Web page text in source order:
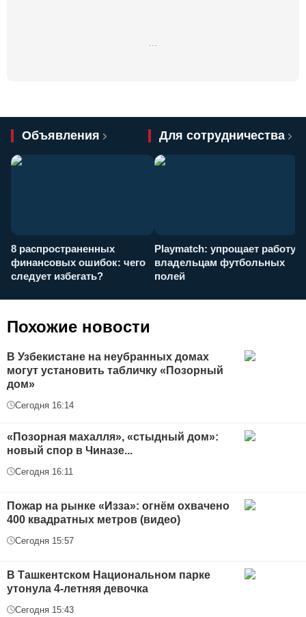
Объявления Для сотрудничества
8 распространенных
финансовых ошибок: чего
следует избегать?
Playmatch: упрощает работу
владельцам футбольных
полей
Похожие новости
В Узбекистане на неубранных домах
могут установить табличку «Позорный
дом»
Сегодня 16:14
«Позорная махалля», «стыдный дом»:
новый спор в Чиназе...
Сегодня 16:11
Пожар на рынке «Изза»: огнём охвачено
400 квадратных метров (видео)
Сегодня 15:57
В Ташкентском Национальном парке
утонула 4-летняя девочка
Сегодня 15:43